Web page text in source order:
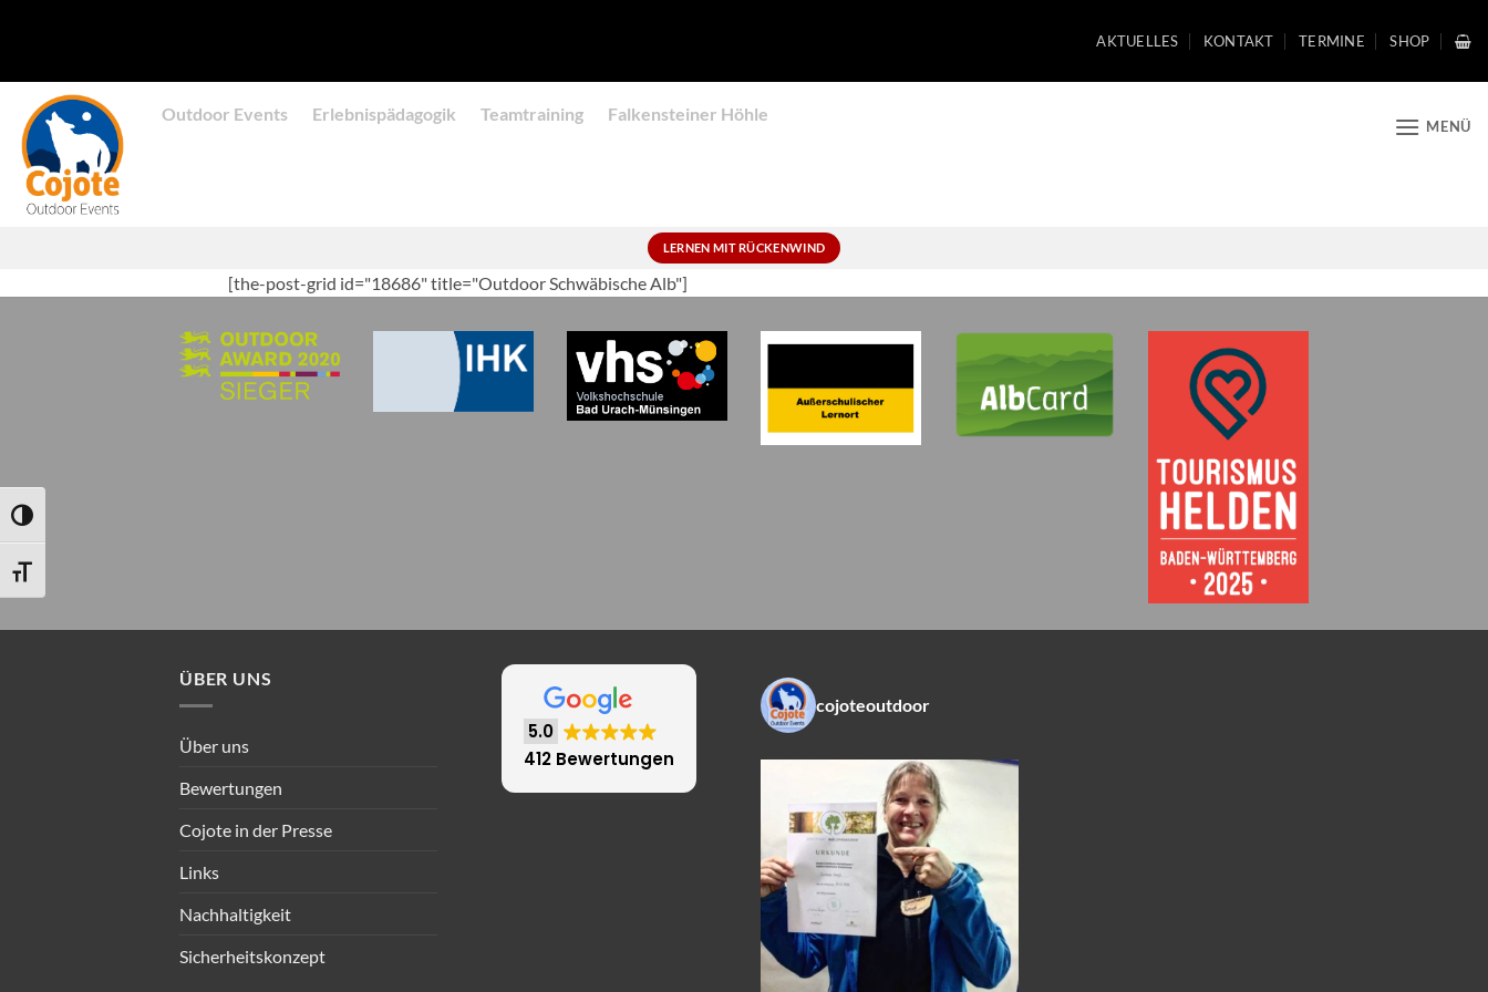
UMSCHALTEN AUF HOHE KONTRASTE
SCHRIFT VERGRÖSSERN
AKTUELLES KONTAKT TERMINE SHOP
Outdoor Events Erlebnispädagogik Teamtraining Falkensteiner Höhle
MENÜ
LERNEN MIT RÜCKENWIND
[the-post-grid id="18686" title="Outdoor Schwäbische Alb"]
ÜBER UNS
Über uns
Bewertungen
Cojote in der Presse
Links
Nachhaltigkeit
Sicherheitskonzept
5.0
412 Bewertungen
cojoteoutdoor